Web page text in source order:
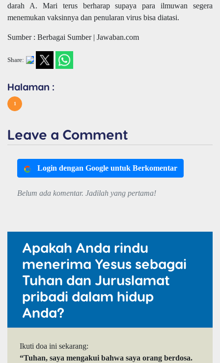
darah A. Mari terus berharap supaya para ilmuwan segera
menemukan vaksinnya dan penularan virus bisa diatasi.
Sumber : Berbagai Sumber | Jawaban.com
Share:
Halaman :
1
Leave a Comment
Login dengan Google untuk Berkomentar
Belum ada komentar. Jadilah yang pertama!
Apakah Anda rindu
menerima Yesus sebagai
Tuhan dan Juruslamat
pribadi dalam hidup
Anda?
Ikuti doa ini sekarang:
“Tuhan, saya mengakui bahwa saya orang berdosa.